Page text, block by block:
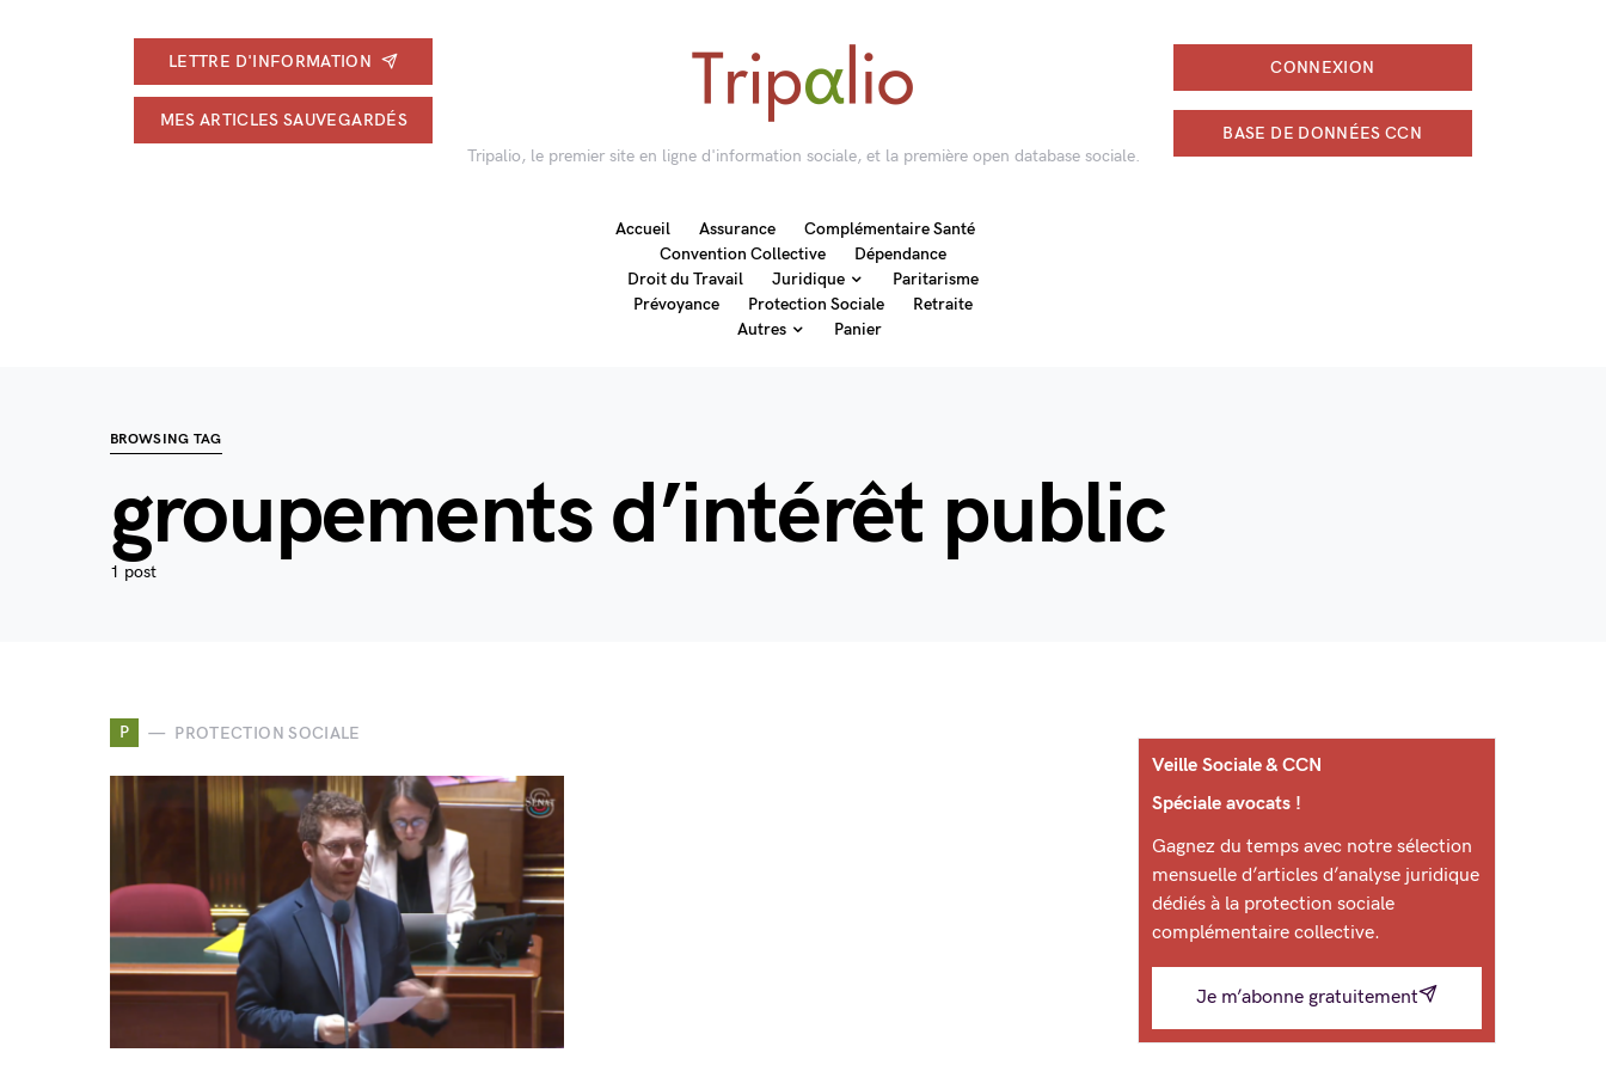
LETTRE D'INFORMATION
MES ARTICLES SAUVEGARDÉS
Tripalio, le premier site en ligne d'information sociale, et la première open database sociale.
CONNEXION
BASE DE DONNÉES CCN
Accueil Assurance
Complémentaire Santé
Convention Collective
Dépendance
Droit du Travail
Juridique
Paritarisme
Prévoyance
Protection Sociale
Retraite
Autres
Panier
BROWSING TAG
groupements d’intérêt public
1 post
P PROTECTION SOCIALE
Veille Sociale & CCN
Spéciale avocats !
Gagnez du temps avec notre sélection
mensuelle d’articles d’analyse juridique
dédiés à la protection sociale
complémentaire collective.
Je m’abonne gratuitement